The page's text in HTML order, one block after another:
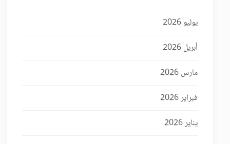
يوليو 2026
أبريل 2026
مارس 2026
فبراير 2026
يناير 2026